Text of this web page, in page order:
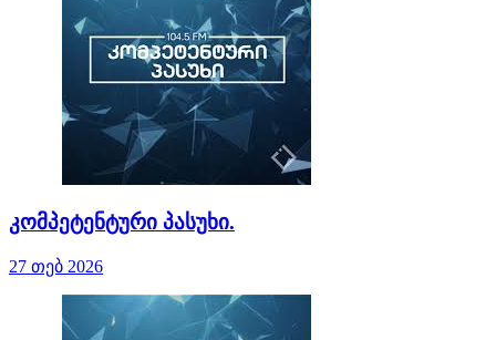
კომპეტენტური პასუხი.
27 თებ 2026